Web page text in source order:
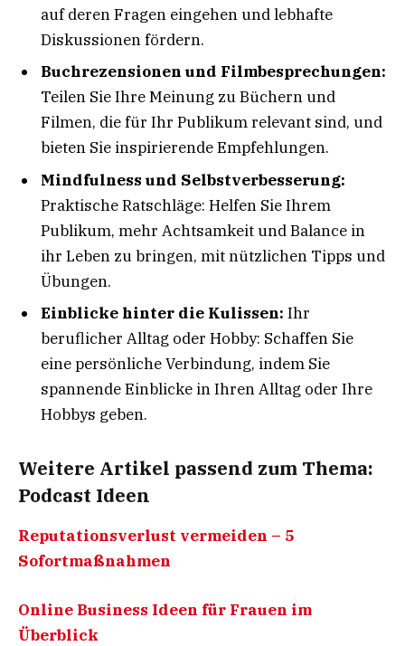
auf deren Fragen eingehen und lebhafte
Diskussionen fördern.
Buchrezensionen und Filmbesprechungen:
Teilen Sie Ihre Meinung zu Büchern und
Filmen, die für Ihr Publikum relevant sind, und
bieten Sie inspirierende Empfehlungen.
Mindfulness und Selbstverbesserung:
Praktische Ratschläge: Helfen Sie Ihrem
Publikum, mehr Achtsamkeit und Balance in
ihr Leben zu bringen, mit nützlichen Tipps und
Übungen.
Einblicke hinter die Kulissen: Ihr
beruflicher Alltag oder Hobby: Schaffen Sie
eine persönliche Verbindung, indem Sie
spannende Einblicke in Ihren Alltag oder Ihre
Hobbys geben.
Weitere Artikel passend zum Thema:
Podcast Ideen
Reputationsverlust vermeiden – 5
Sofortmaßnahmen
Online Business Ideen für Frauen im
Überblick